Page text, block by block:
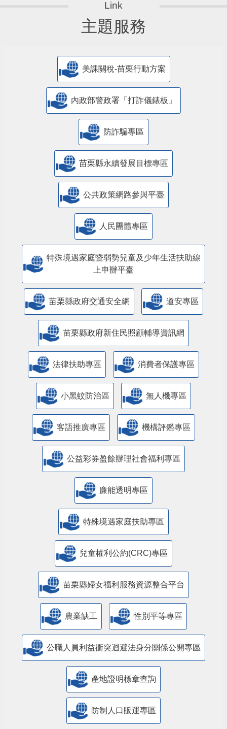
主題服務
美課關稅-苗栗行動方案
內政部警政署「打詐儀錶板」
防詐騙專區
苗栗縣永續發展目標專區
公共政策網路參與平臺
人民團體專區
特殊境遇家庭暨弱勢兒童及少年生活扶助線
上申辦平臺
苗栗縣政府交通安全網 道安專區
苗栗縣政府新住民照顧輔導資訊網
法律扶助專區 消費者保護專區
小黑蚊防治區 無人機專區
客語推廣專區 機構評鑑專區
公益彩券盈餘辦理社會福利專區
廉能透明專區
特殊境遇家庭扶助專區
兒童權利公約(CRC)專區
苗栗縣婦女福利服務資源整合平台
農業缺工 性別平等專區
公職人員利益衝突迴避法身分關係公開專區
產地證明標章查詢
防制人口販運專區